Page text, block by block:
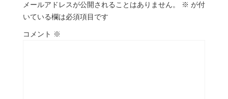
メールアドレスが公開されることはありません。 ※ が付
いている欄は必須項目です
コメント ※